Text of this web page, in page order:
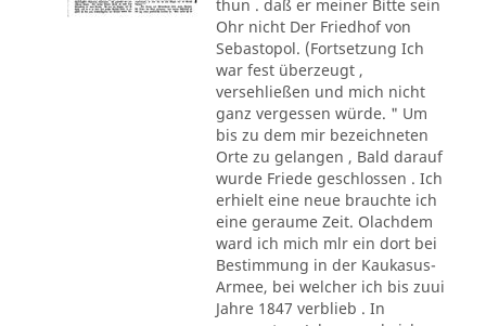
thun . daß er meiner Bitte sein
Ohr nicht Der Friedhof von
Sebastopol. (Fortsetzung Ich
war fest überzeugt ,
versehließen und mich nicht
ganz vergessen würde. " Um
bis zu dem mir bezeichneten
Orte zu gelangen , Bald darauf
wurde Friede geschlossen . Ich
erhielt eine neue brauchte ich
eine geraume Zeit. Olachdem
ward ich mich mlr ein dort bei
Bestimmung in der Kaukasus-
Armee, bei welcher ich bis zuui
Jahre 1847 verblieb . In